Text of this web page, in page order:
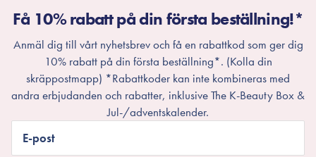
Få 10% rabatt på din första beställning!*
Anmäl dig till vårt nyhetsbrev och få en rabattkod som ger dig
10% rabatt på din första beställning*. (Kolla din
skräppostmapp) *Rabattkoder kan inte kombineras med
andra erbjudanden och rabatter, inklusive The K-Beauty Box &
Jul-/adventskalender.
E-post